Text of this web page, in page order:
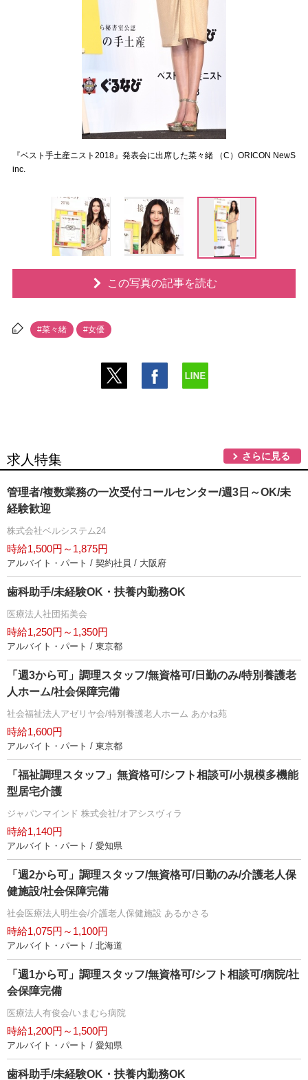
『ベスト手土産ニスト2018』発表会に出席した菜々緒 （C）ORICON NewS
inc.
この写真の記事を読む
#菜々緒 #女優
求人特集 さらに見る
管理者/複数業務の一次受付コールセンター/週3日～OK/未
経験歓迎
株式会社ベルシステム24
時給1,500円～1,875円
アルバイト・パート / 契約社員 / 大阪府
歯科助手/未経験OK・扶養内勤務OK
医療法人社団拓美会
時給1,250円～1,350円
アルバイト・パート / 東京都
「週3から可」調理スタッフ/無資格可/日勤のみ/特別養護老
人ホーム/社会保障完備
社会福祉法人アゼリヤ会/特別養護老人ホーム あかね苑
時給1,600円
アルバイト・パート / 東京都
「福祉調理スタッフ」無資格可/シフト相談可/小規模多機能
型居宅介護
ジャパンマインド 株式会社/オアシスヴィラ
時給1,140円
アルバイト・パート / 愛知県
「週2から可」調理スタッフ/無資格可/日勤のみ/介護老人保
健施設/社会保障完備
社会医療法人明生会/介護老人保健施設 あるかさる
時給1,075円～1,100円
アルバイト・パート / 北海道
「週1から可」調理スタッフ/無資格可/シフト相談可/病院/社
会保障完備
医療法人有俊会/いまむら病院
時給1,200円～1,500円
アルバイト・パート / 愛知県
歯科助手/未経験OK・扶養内勤務OK